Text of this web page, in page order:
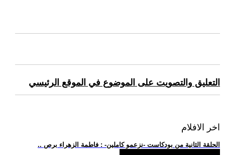
التعليق والتصويت على الموضوع في الموقع الرئيسي
اخر الافلام
.. الحلقة الثانية من بودكاست -نزعمو كاملين- : فاطمة الزهراء برص